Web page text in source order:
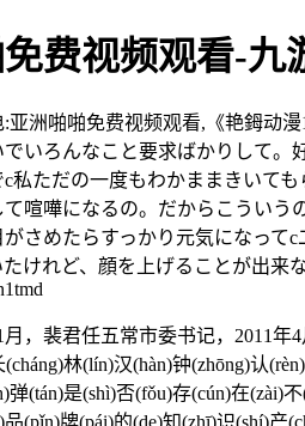
费视频观看-九
:亚洲啪啪免费视频观看,《艳鉧动
いろんなこと要求ばかりして
私ただの一度もわかままきいて
喧嘩になるの。だからこうい
さめたらすっかり元気になっ
けれど、顔を上げることが出
任五常市委书记，2011年4月转
林(lín)汉(hàn)钟(zhōng)认
弹(tán)是(shì)否(fǒu)存(cún)在(zài)
(pǐn)牌(pái)的(de)知(zhī)识(shí)产